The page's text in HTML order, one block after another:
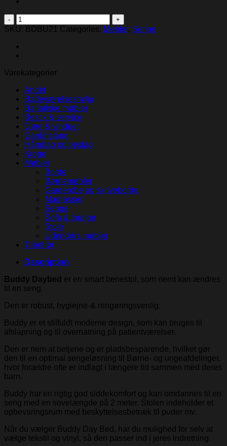
Buddy
daybed
SKU: BDBU21 Categories: Møbler, Senge
Varekategorier
Andet
Badeværelsesmiljø
Bariatiske møbler
Bestik & service
Døre & vinduer
Gardinstang
Håndtag og beslag
Kroge
Møbler
Borde
Børnemøbler
Garderobe og skriveborde
Madrasser
Senge
Sofa & lounge
Stole
Udendørs møbler
Tilbehør
Description
Buddy Daybed er en smart lænestol, som nemt kan ændres
til en seng.
Den er robust, hygiejne-& rengøringsvenlig.
Buddy er et stilfuldt moderne design, som kan bruges til
afslapning og til overnatning på patientværelser.
Den er nem at betjene og er pladsbesparende, hvilket gør
den til en optimal sengeløsning til Børne- og ungeafdelinger,
hvor forældre ofte er indlagt i længere tid sammen med deres
barn.
Buddy har en rigtig god siddekomfort og kan omdannes til en
seng med en sovelængde på 2 meter. Stolen indeholder et
opbevaringsrum med beskyttelsesbetræk til puder mv.
Når du vælger Buddy Day Bed, har du mulighed for selv at
vælge tekstil og vinyl, så den passer ind i jeres indretning.